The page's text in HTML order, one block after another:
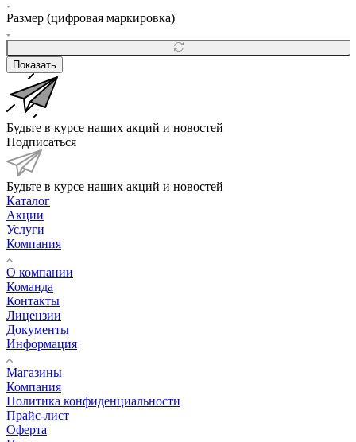
Размер (цифровая маркировка)
Показать
Будьте в курсе наших акций и новостей
Подписаться
Будьте в курсе наших акций и новостей
Каталог
Акции
Услуги
Компания
О компании
Команда
Контакты
Лицензии
Документы
Информация
Магазины
Компания
Политика конфиденциальности
Прайс-лист
Оферта